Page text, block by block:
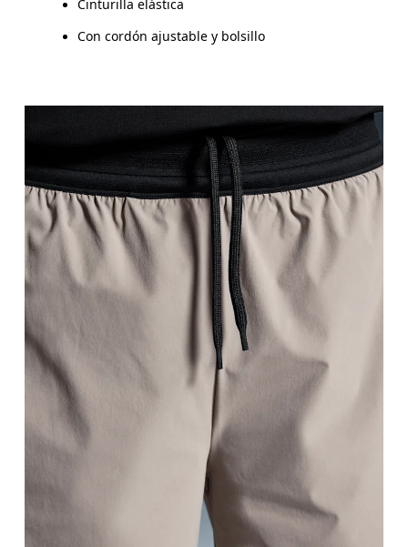
Cintura
Mide el contorno de la parte más estrecha de la
Cadera
Mide el contorno de la parte más ancha de las
Con los pies separados a la anchura de los
Cinturilla elástica
Con cordón ajustable y bolsillo